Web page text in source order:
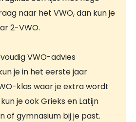
naar het VWO, dan kun je
2-VWO.
VWO-advies
je in het eerste jaar
klas waar je extra wordt
je ook Grieks en Latijn
of gymnasium bij je past.